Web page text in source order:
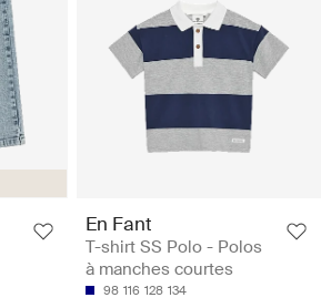
En Fant
T-shirt SS Polo - Polos
à manches courtes
98 116 128 134